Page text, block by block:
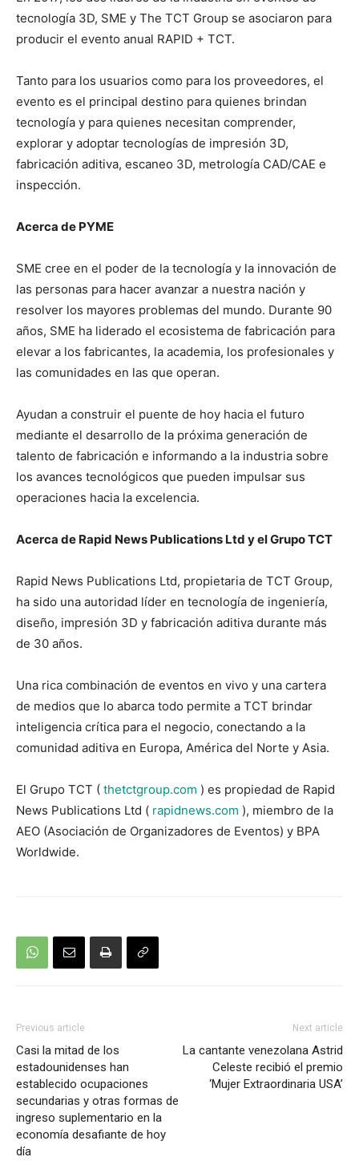
tecnología 3D, SME y The TCT Group se asociaron para
producir el evento anual RAPID + TCT.
Tanto para los usuarios como para los proveedores, el
evento es el principal destino para quienes brindan
tecnología y para quienes necesitan comprender,
explorar y adoptar tecnologías de impresión 3D,
fabricación aditiva, escaneo 3D, metrología CAD/CAE e
inspección.
Acerca de PYME
SME cree en el poder de la tecnología y la innovación de
las personas para hacer avanzar a nuestra nación y
resolver los mayores problemas del mundo. Durante 90
años, SME ha liderado el ecosistema de fabricación para
elevar a los fabricantes, la academia, los profesionales y
las comunidades en las que operan.
Ayudan a construir el puente de hoy hacia el futuro
mediante el desarrollo de la próxima generación de
talento de fabricación e informando a la industria sobre
los avances tecnológicos que pueden impulsar sus
operaciones hacia la excelencia.
Acerca de Rapid News Publications Ltd y el Grupo TCT
Rapid News Publications Ltd, propietaria de TCT Group,
ha sido una autoridad líder en tecnología de ingeniería,
diseño, impresión 3D y fabricación aditiva durante más
de 30 años.
Una rica combinación de eventos en vivo y una cartera
de medios que lo abarca todo permite a TCT brindar
inteligencia crítica para el negocio, conectando a la
comunidad aditiva en Europa, América del Norte y Asia.
El Grupo TCT ( thetctgroup.com ) es propiedad de Rapid
News Publications Ltd ( rapidnews.com ), miembro de la
AEO (Asociación de Organizadores de Eventos) y BPA
Worldwide.
Previous article
Casi la mitad de los
estadounidenses han
establecido ocupaciones
secundarias y otras formas de
ingreso suplementario en la
economía desafiante de hoy
día
Next article
La cantante venezolana Astrid
Celeste recibió el premio
‘Mujer Extraordinaria USA’